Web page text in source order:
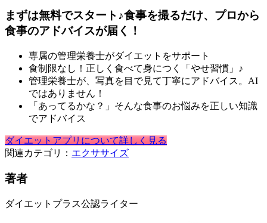
まずは無料でスタート♪食事を撮るだけ、プロから
食事のアドバイスが届く！
専属の管理栄養士がダイエットをサポート
食制限なし！正しく食べて身につく「やせ習慣」♪
管理栄養士が、写真を目で見て丁寧にアドバイス。AI
ではありません！
「あってるかな？」そんな食事のお悩みを正しい知識
でアドバイス
ダイエットアプリについて詳しく見る
関連カテゴリ： エクササイズ
著者
ダイエットプラス公認ライター